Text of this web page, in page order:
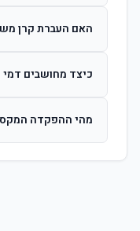
האם העברת קרן
החברות. הוותק
כיצד מחושבים דמי
ומתן על שיעורם בעת
מהי ההפקדה